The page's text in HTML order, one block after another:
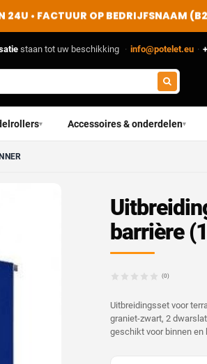
24U • FACTUUR OP BEDRIJFSNAAM
staan tot uw beschikking · info@potelet.eu ·
▾ Accessoires & onderdelen▾
barrière
(0)
Uitbreidingsset voor
graniet-zwart, 2
geschikt voor binnen en